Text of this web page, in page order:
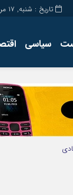
تاریخ : شنبه, ۱۷ مرداد , ۱۴۰۵
سیاسی